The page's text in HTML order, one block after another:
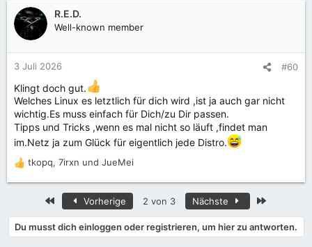
k
t
n
n
:
R.E.D.
Well-known member
3 Juli 2026 #60
Klingt doch gut.
Welches Linux es letztlich für dich wird ,ist ja auch gar nicht
wichtig.Es muss einfach für Dich/zu Dir passen.
Tipps und Tricks ,wenn es mal nicht so läuft ,findet man
im.Netz ja zum Glück für eigentlich jede Distro.
R
t
tkopq, 7irxn und JueMei
Erste Vorherige 2 von 3 Nächste
Du musst dich einloggen oder registrieren, um hier zu antworten.